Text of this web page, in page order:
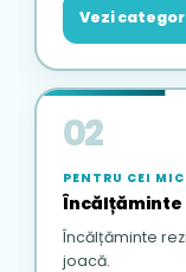
Vezi
02
PENTRU CEI
Încălțăminte
Încălțăminte
joacă.